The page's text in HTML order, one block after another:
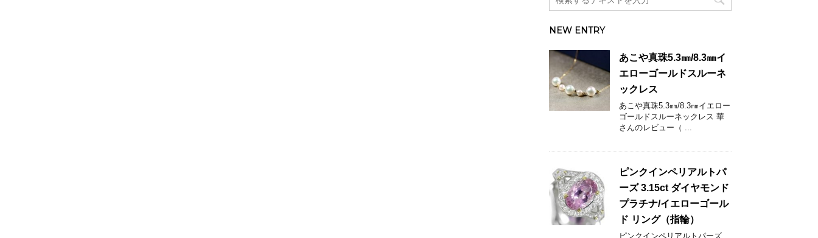
NEW ENTRY
あこや真珠5.3㎜/8.3㎜イ
エローゴールドスルーネ
ックレス
あこや真珠5.3㎜/8.3㎜イエロー
ゴールドスルーネックレス 華
さんのレビュー（ ...
ピンクインペリアルトパ
ーズ 3.15ct ダイヤモンド
プラチナ/イエローゴール
ド リング（指輪）
ピンクインペリアルトパーズ